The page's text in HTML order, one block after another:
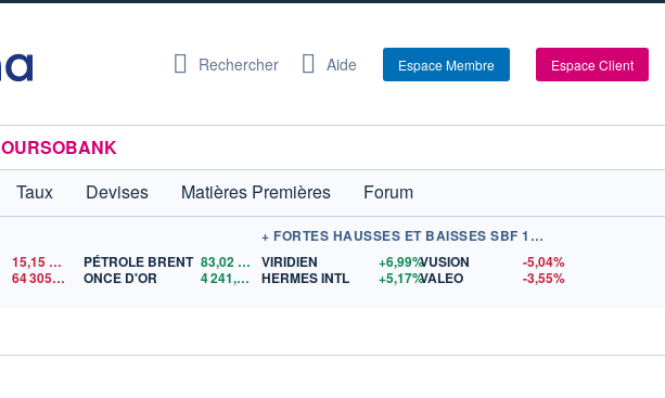
Rechercher Aide Espace Membre Espace Client
Taux Devises Matières Premières
Forum
15,15
64 305,01 $US
PÉTROLE BRENT 83,02$US
ONCE D'OR
4 241,26 $US
+ FORTES HAUSSES ET BAISSES SBF 120
VIRIDIEN
+6,99%
HERMES INTL
+5,17%
VUSION
-5,04%
VALEO
-3,55%